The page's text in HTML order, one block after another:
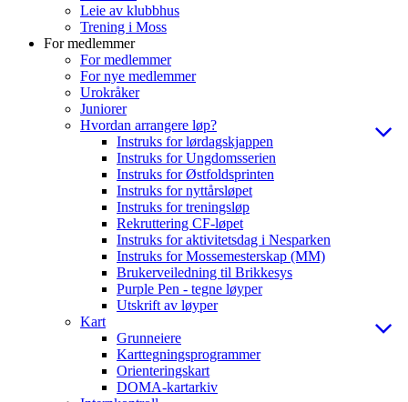
Leie av klubbhus
Trening i Moss
For medlemmer
For medlemmer
For nye medlemmer
Urokråker
Juniorer
Hvordan arrangere løp?
Instruks for lørdagskjappen
Instruks for Ungdomsserien
Instruks for Østfoldsprinten
Instruks for nyttårsløpet
Instruks for treningsløp
Rekruttering CF-løpet
Instruks for aktivitetsdag i Nesparken
Instruks for Mossemesterskap (MM)
Brukerveiledning til Brikkesys
Purple Pen - tegne løyper
Utskrift av løyper
Kart
Grunneiere
Karttegningsprogrammer
Orienteringskart
DOMA-kartarkiv